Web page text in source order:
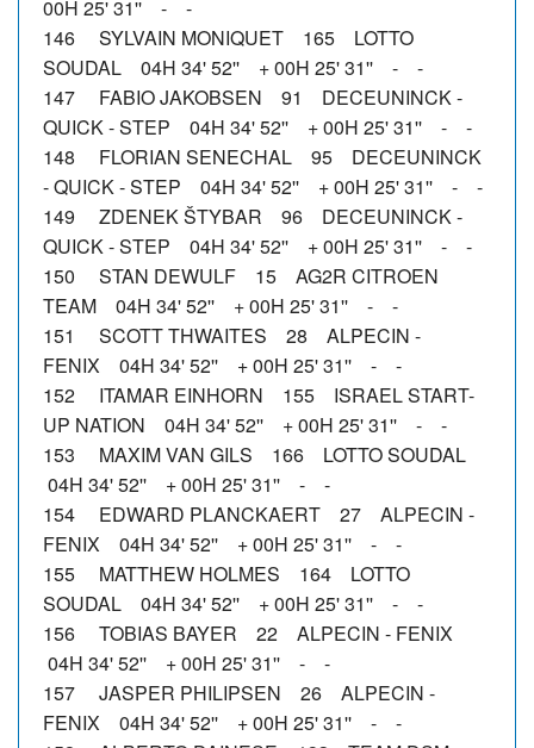
00H 25' 31'' - -
146 SYLVAIN MONIQUET 165 LOTTO
SOUDAL 04H 34' 52'' + 00H 25' 31'' - -
147 FABIO JAKOBSEN 91 DECEUNINCK -
QUICK - STEP 04H 34' 52'' + 00H 25' 31'' - -
148 FLORIAN SENECHAL 95 DECEUNINCK
- QUICK - STEP 04H 34' 52'' + 00H 25' 31'' - -
149 ZDENEK ŠTYBAR 96 DECEUNINCK -
QUICK - STEP 04H 34' 52'' + 00H 25' 31'' - -
150 STAN DEWULF 15 AG2R CITROEN
TEAM 04H 34' 52'' + 00H 25' 31'' - -
151 SCOTT THWAITES 28 ALPECIN -
FENIX 04H 34' 52'' + 00H 25' 31'' - -
152 ITAMAR EINHORN 155 ISRAEL START-
UP NATION 04H 34' 52'' + 00H 25' 31'' - -
153 MAXIM VAN GILS 166 LOTTO SOUDAL
04H 34' 52'' + 00H 25' 31'' - -
154 EDWARD PLANCKAERT 27 ALPECIN -
FENIX 04H 34' 52'' + 00H 25' 31'' - -
155 MATTHEW HOLMES 164 LOTTO
SOUDAL 04H 34' 52'' + 00H 25' 31'' - -
156 TOBIAS BAYER 22 ALPECIN - FENIX
04H 34' 52'' + 00H 25' 31'' - -
157 JASPER PHILIPSEN 26 ALPECIN -
FENIX 04H 34' 52'' + 00H 25' 31'' - -